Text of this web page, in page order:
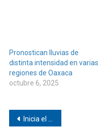
Pronostican lluvias de
distinta intensidad en varias
regiones de Oaxaca
octubre 6, 2025
Navegación
Inicia el censo Vivienda para el Bienestar en Oaxaca